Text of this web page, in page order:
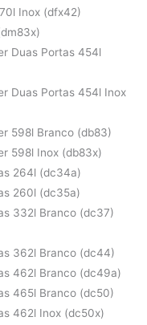
Inox (dfx42)
Duas Portas 454l
Duas Portas 454l Inox
598l Branco (db83)
598l Inox (db83x)
264l (dc34a)
260l (dc35a)
332l Branco (dc37)
362l Branco (dc44)
462l Branco (dc49a)
465l Branco (dc50)
462l Inox (dc50x)